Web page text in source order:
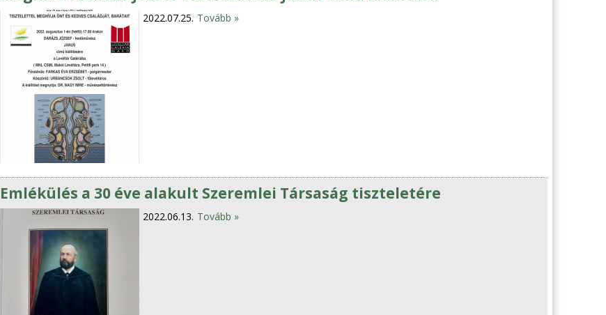
2022.07.25. Tovább »
Emlékülés a 30 éve alakult Szeremlei Társaság tiszteletére
2022.06.13. Tovább »